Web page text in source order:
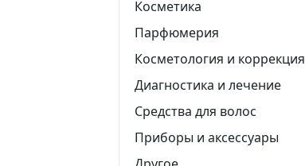
Косметика
Парфюмерия
Косметология и коррекция
Диагностика и лечение
Средства для волос
Приборы и аксессуары